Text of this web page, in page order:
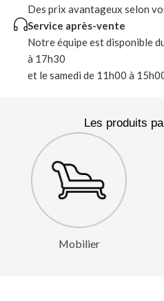
Des prix avantageux selon
Service après-vente
Notre équipe est disponible
à 17h30
et le samedi de 11h00 à
Les produits
Mobilier